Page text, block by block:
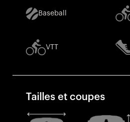
Baseball
VTT
Tailles et coupes